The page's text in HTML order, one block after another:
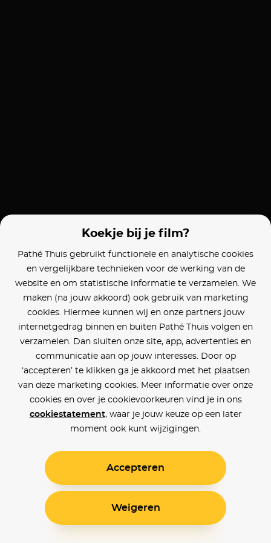
Koekje bij je film?
Pathé Thuis gebruikt functionele en analytische cookies
en vergelijkbare technieken voor de werking van de
website en om statistische informatie te verzamelen. We
maken (na jouw akkoord) ook gebruik van marketing
cookies. Hiermee kunnen wij en onze partners jouw
internetgedrag binnen en buiten Pathé Thuis volgen en
verzamelen. Dan sluiten onze site, app, advertenties en
communicatie aan op jouw interesses. Door op
‘accepteren’ te klikken ga je akkoord met het plaatsen
van deze marketing cookies. Meer informatie over onze
cookies en over je cookievoorkeuren vind je in ons
cookiestatement, waar je jouw keuze op een later
moment ook kunt wijzigingen.
Accepteren
Weigeren